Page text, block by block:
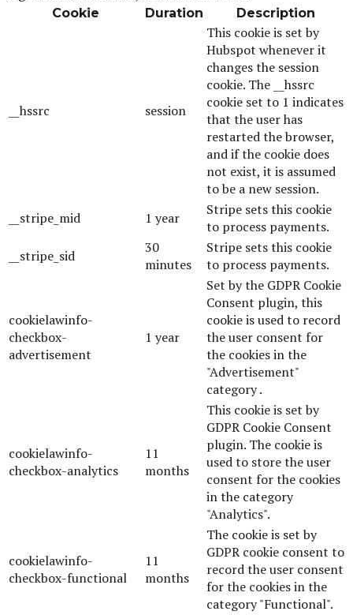
Cookie Duration Description
__hssrc session
This cookie is set by
Hubspot whenever it
changes the session
cookie. The __hssrc
cookie set to 1 indicates
that the user has
restarted the browser,
and if the cookie does
not exist, it is assumed
to be a new session.
__stripe_mid
1 year
Stripe sets this cookie
to process payments.
__stripe_sid
30
minutes
Stripe sets this cookie
to process payments.
cookielawinfo-
checkbox-
advertisement
1 year
Set by the GDPR Cookie
Consent plugin, this
cookie is used to record
the user consent for
the cookies in the
"Advertisement"
category .
cookielawinfo-
checkbox-analytics
11
months
This cookie is set by
GDPR Cookie Consent
plugin. The cookie is
used to store the user
consent for the cookies
in the category
"Analytics".
cookielawinfo-
checkbox-functional
11
months
The cookie is set by
GDPR cookie consent to
record the user consent
for the cookies in the
category "Functional".